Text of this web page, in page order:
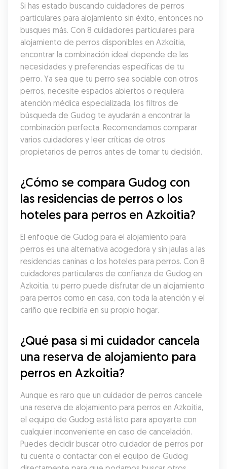
Si has estado buscando cuidadores de perros
particulares para alojamiento sin éxito, entonces no
busques más. Con 8 cuidadores particulares para
alojamiento de perros disponibles en Azkoitia,
encontrar la combinación ideal depende de las
necesidades y preferencias específicas de tu
perro. Ya sea que tu perro sea sociable con otros
perros, necesite espacios abiertos o requiera
atención médica especializada, los filtros de
búsqueda de Gudog te ayudarán a encontrar la
combinación perfecta. Recomendamos comparar
varios cuidadores y leer críticas de otros
propietarios de perros antes de tomar tu decisión.
¿Cómo se compara Gudog con
las residencias de perros o los
hoteles para perros en Azkoitia?
El enfoque de Gudog para el alojamiento para
perros es una alternativa acogedora y sin jaulas a las
residencias caninas o los hoteles para perros. Con 8
cuidadores particulares de confianza de Gudog en
Azkoitia, tu perro puede disfrutar de un alojamiento
para perros como en casa, con toda la atención y el
cariño que recibiría en su propio hogar.
¿Qué pasa si mi cuidador cancela
una reserva de alojamiento para
perros en Azkoitia?
Aunque es raro que un cuidador de perros cancele
una reserva de alojamiento para perros en Azkoitia,
el equipo de Gudog está listo para apoyarte con
cualquier inconveniente en caso de cancelación.
Puedes decidir buscar otro cuidador de perros por
tu cuenta o contactar con el equipo de Gudog